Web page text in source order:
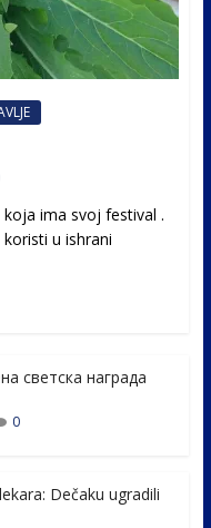
ima svoj festival .
u ishrani
светска награда
0
Dečaku ugradili